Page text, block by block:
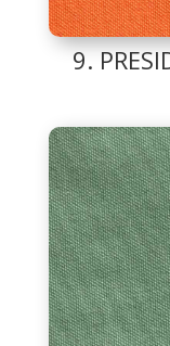
9.